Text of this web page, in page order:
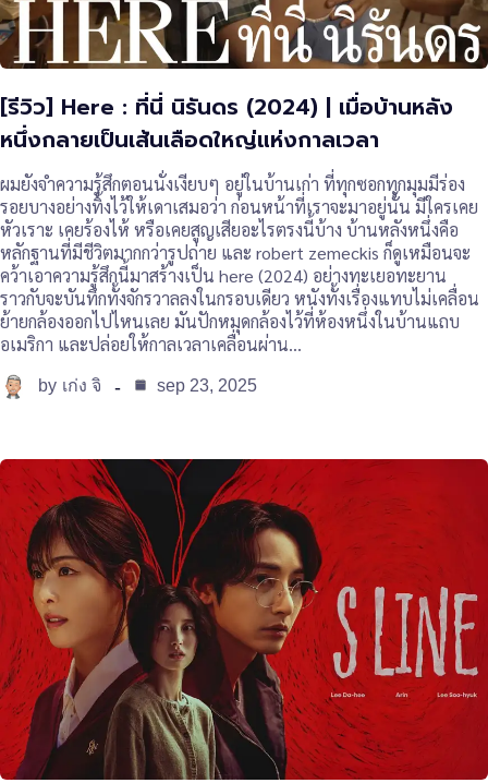
[รีวิว] Here : ที่นี่ นิรันดร (2024) | เมื่อบ้านหลัง
หนึ่งกลายเป็นเส้นเลือดใหญ่แห่งกาลเวลา
ผมยังจำความรู้สึกตอนนั่งเงียบๆ อยู่ในบ้านเก่า ที่ทุกซอกทุกมุมมีร่อง
รอยบางอย่างทิ้งไว้ให้เดาเสมอว่า ก่อนหน้าที่เราจะมาอยู่นั้น มีใครเคย
หัวเราะ เคยร้องไห้ หรือเคยสูญเสียอะไรตรงนี้บ้าง บ้านหลังหนึ่งคือ
หลักฐานที่มีชีวิตมากกว่ารูปถ่าย และ robert zemeckis ก็ดูเหมือนจะ
คว้าเอาความรู้สึกนี้มาสร้างเป็น here (2024) อย่างทะเยอทะยาน
ราวกับจะบันทึกทั้งจักรวาลลงในกรอบเดียว หนังทั้งเรื่องแทบไม่เคลื่อน
ย้ายกล้องออกไปไหนเลย มันปักหมุดกล้องไว้ที่ห้องหนึ่งในบ้านแถบ
อเมริกา และปล่อยให้กาลเวลาเคลื่อนผ่าน…
by เก่ง จิ sep 23, 2025